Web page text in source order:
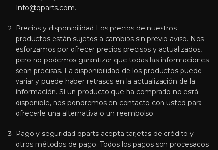
Info@qparts.com.
Precios y disponibilidad Los precios de nuestros
productos están sujetos a cambios sin previo aviso. Nos
esforzamos por ofrecer precios precisos y actualizados,
pero no podemos garantizar que todas las informaciones
sean precisas. La disponibilidad de los productos puede
variar y puede haber retrasos en la actualización de la
información. Si un producto que ha comprado no está
disponible, nos pondremos en contacto con usted para
ofrecerle una alternativa o un reembolso.
Pago y seguridad qparts acepta tarjetas de crédito y
otros métodos de pago. Todos los pagos son procesados